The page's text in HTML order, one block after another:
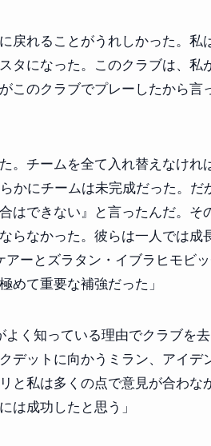
戻れることがうれしかった。私
タになった。このクラブは、私
このクラブでプレーしたから言
。チームを全て入れ替えなけ
かにチームは未完成だった。だ
はできない』と言ったんだ。そ
らなかった。彼らは一人では成
ーとズラタン・イブラヒモビ
めて重要な補強だった」
よく知っている理由でクラブを
デットに向かうミラン、アイデ
と私は多くの点で意見が合わな
は成功したと思う」